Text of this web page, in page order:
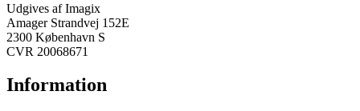
Udgives af Imagix
Amager Strandvej 152E
2300 København S
CVR 20068671
Information